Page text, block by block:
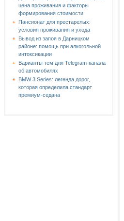
цена проживания и факторы
формирования стоимости
Пансионат для престарелых:
условия проживания и ухода
Вывод из запоя в Дарницком
районе: помощь при алкогольной
интоксикации
Варианты тем для Telegram-канала
об автомобилях
BMW 3 Series: легенда дорог,
которая определила стандарт
премиум-седана